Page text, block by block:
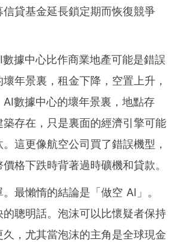
貸基金延長鎖定期而恢復競爭
據中心比作商業地產可能是錯誤
年景裏，租金下降，空置上升，
數據中心的壞年景裏，地點存
存在，只是裏面的經濟引擎可能
這更像航空公司買了錯誤機型，
格下跌時背著過時礦機和貸款。
最懶惰的結論是「做空 AI」。
聰明話。泡沫可以比懷疑者保持
，尤其當泡沫的主角是全球現金